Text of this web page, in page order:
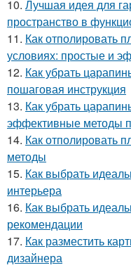
10. Лучшая идея для
пространство в
11. Как отполировать
условиях: простые и
12. Как убрать
пошаговая инструкция
13. Как убрать
эффективные методы
14. Как отполировать
методы
15. Как выбрать
интерьера
16. Как выбрать
рекомендации
17. Как разместить
дизайнера